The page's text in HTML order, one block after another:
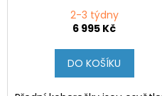
2-3 týdny
6 995 Kč
DO KOŠÍKU